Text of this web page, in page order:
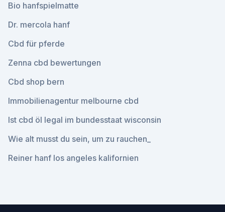
Bio hanfspielmatte
Dr. mercola hanf
Cbd für pferde
Zenna cbd bewertungen
Cbd shop bern
Immobilienagentur melbourne cbd
Ist cbd öl legal im bundesstaat wisconsin
Wie alt musst du sein, um zu rauchen_
Reiner hanf los angeles kalifornien